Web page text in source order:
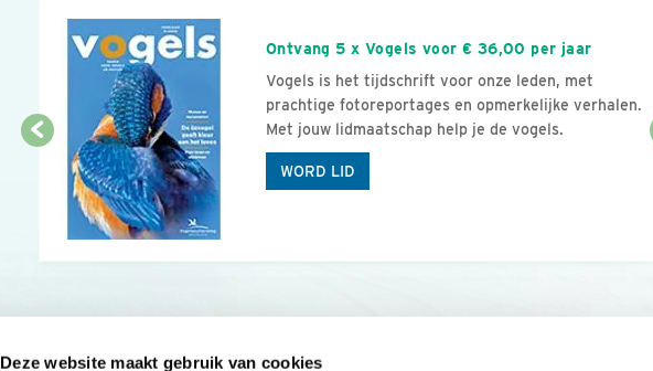
Deze website maakt gebruik van cookies
Ontvang 5 x Vogels voor € 36,00 per jaar
Vogels is het tijdschrift voor onze leden, met
prachtige fotoreportages en opmerkelijke verhalen.
Met jouw lidmaatschap help je de vogels.
WORD LID